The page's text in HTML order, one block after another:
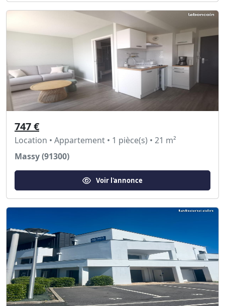
747 €
Location • Appartement • 1 pièce(s) • 21 m²
Massy (91300)
Voir l'annonce